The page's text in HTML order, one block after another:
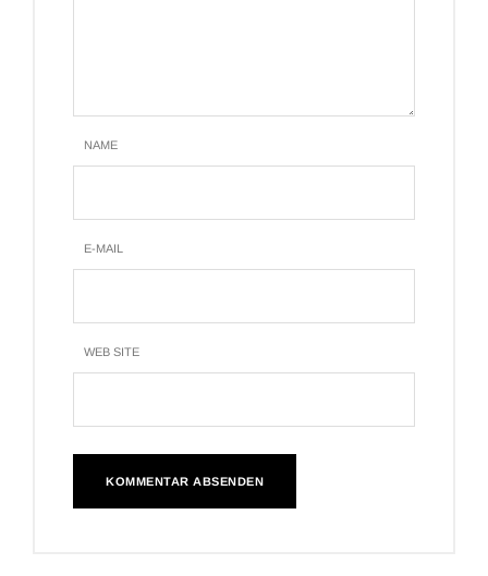
NAME
E-MAIL
WEB SITE